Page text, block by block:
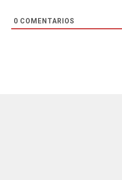
0 COMENTARIOS